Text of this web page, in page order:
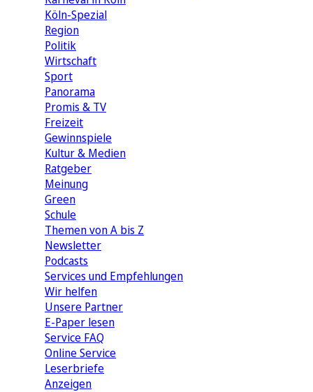
Köln-Spezial
Region
Politik
Wirtschaft
Sport
Panorama
Promis & TV
Freizeit
Gewinnspiele
Kultur & Medien
Ratgeber
Meinung
Green
Schule
Themen von A bis Z
Newsletter
Podcasts
Services und Empfehlungen
Wir helfen
Unsere Partner
E-Paper lesen
Service FAQ
Online Service
Leserbriefe
Anzeigen